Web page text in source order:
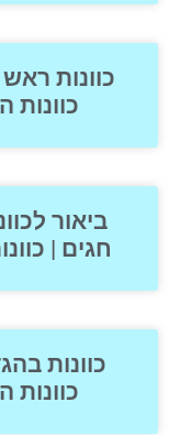
כוונות
כוונות
ביאור
חגים |
כוונות
כוונות